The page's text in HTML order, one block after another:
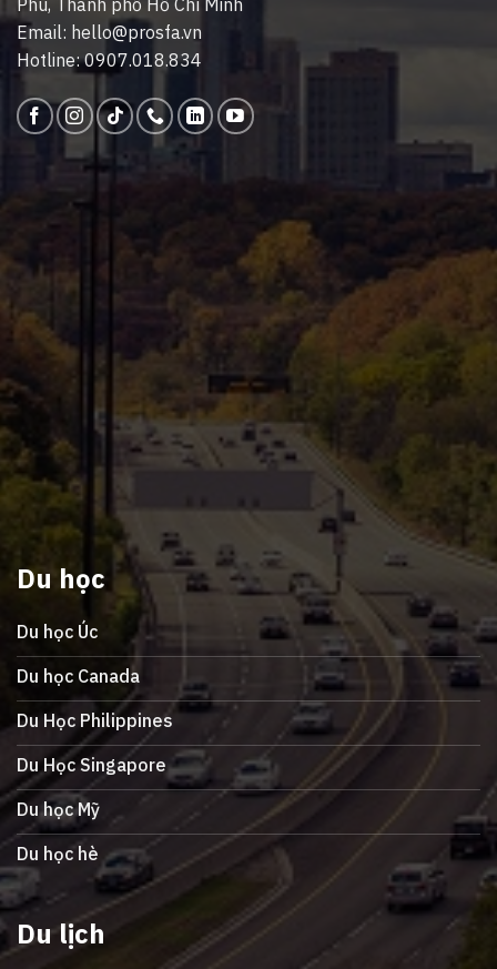
Phú, Thành phố Hồ Chí Minh
Email: hello@prosfa.vn
Hotline: 0907.018.834
Du học
Du học Úc
Du học Canada
Du Học Philippines
Du Học Singapore
Du học Mỹ
Du học hè
Du lịch